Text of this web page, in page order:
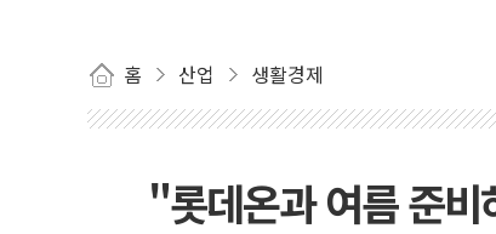
홈 산업 생활경제
"롯데온과 여름 준